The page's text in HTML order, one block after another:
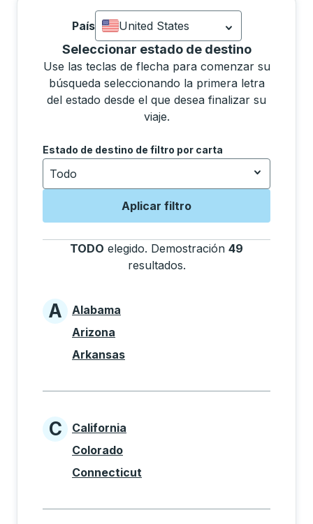
País
United States
Currently selected: United States.
Seleccionar estado de destino
Use las teclas de flecha para comenzar su
búsqueda seleccionando la primera letra
del estado desde el que desea finalizar su
viaje.
Use las teclas de flecha para navegar a la
Estado de destino de filtro por carta
Todo
Aplicar filtro
TODO elegido. Demostración 49
resultados.
Seleccionar un estado de la lista moverá el
States beginning with A
A
Alabama
Arizona
Arkansas
States beginning with C
C
California
Colorado
Connecticut